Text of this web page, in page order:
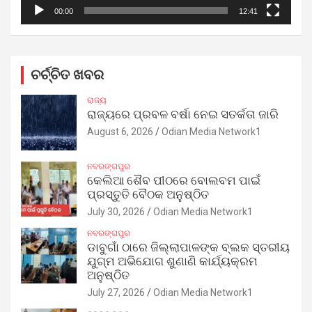
00:00 12:41
ଚର୍ଚ୍ଚିତ ଖବର
ରାଜ୍ୟ
ରାଜ୍ୟରେ ପ୍ରବଳ ବର୍ଷା ନେଇ ସତର୍କତା ଜାରି
August 6, 2026 Odian Media Network1
ନବରଙ୍ଗପୁର
କେଲିଆ ଶୈବ ପୀଠରେ ବୋଲବମ ପାଇଁ
ପ୍ରସ୍ତୁତି ବୈଠକ ଅନୁଷ୍ଠିତ
July 30, 2026 Odian Media Network1
ନବରଙ୍ଗପୁର
ଡାବୁଗାଁ ଠାରେ ଜିଲ୍ଲାପାଳଙ୍କ ବ୍ଲକ ସ୍ତରୀୟ
ଯୁଗ୍ମ ଅଭିଯୋଗ ଶୁଣାଣି କାର୍ଯ୍ୟକ୍ରମ
ଅନୁଷ୍ଠିତ
July 27, 2026 Odian Media Network1